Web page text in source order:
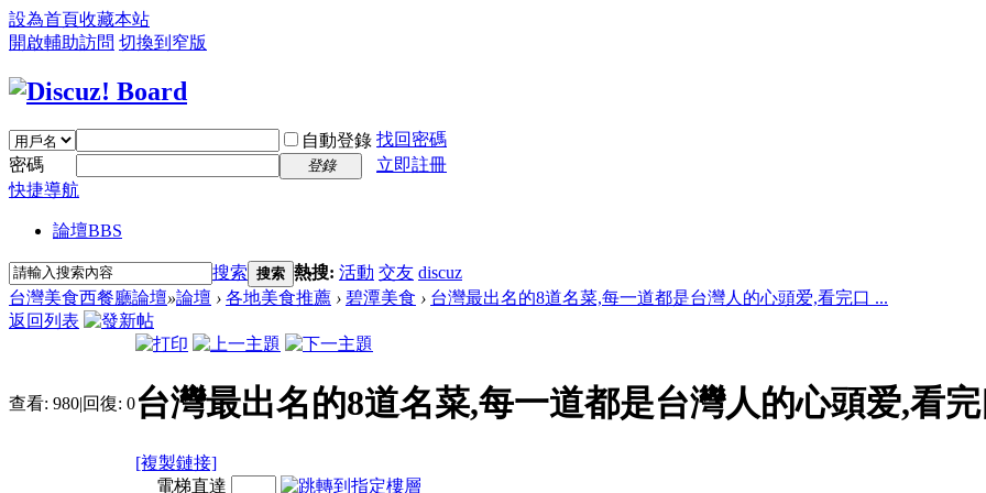
設為首頁收藏本站
開啟輔助訪問 切換到窄版
自動登錄 找回密碼
密碼
登錄
立即註冊
快捷導航
論壇BBS
搜索 搜索 熱搜: 活動 交友 discuz
台灣美食西餐廳論壇»論壇 › 各地美食推薦 › 碧潭美食 › 台灣最出名的8道名菜,每一道都是台灣人的心頭爱,看完口 ...
返回列表
查看: 980|回復: 0台灣最出名的8道名菜,每一道都是台灣人的心頭爱,看
[複製鏈接]
電梯直達